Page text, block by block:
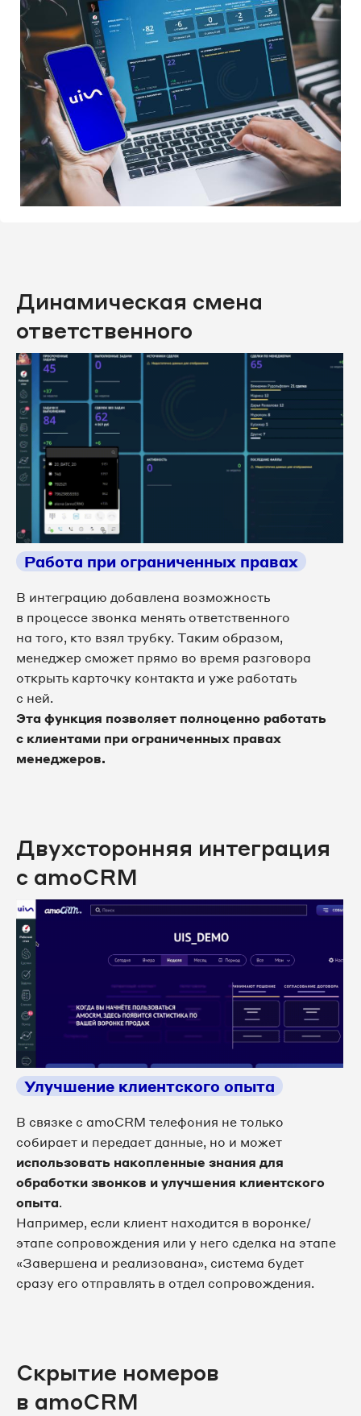
Динамическая смена
ответственного
Работа при ограниченных правах
В интеграцию добавлена возможность
в процессе звонка менять ответственного
на того, кто взял трубку. Таким образом,
менеджер сможет прямо во время разговора
открыть карточку контакта и уже работать
с ней.
Эта функция позволяет полноценно работать
с клиентами при ограниченных правах
менеджеров.
Двухсторонняя интеграция
с amoCRM
Улучшение клиентского опыта
В связке с amoCRM телефония не только
использовать накопленные знания для
обработки звонков и улучшения клиентского
опыта.
Например, если клиент находится в воронке/
этапе сопровождения или у него сделка на этапе
«Завершена и реализована», система будет
сразу его отправлять в отдел сопровождения.
Скрытие номеров
в amoCRM